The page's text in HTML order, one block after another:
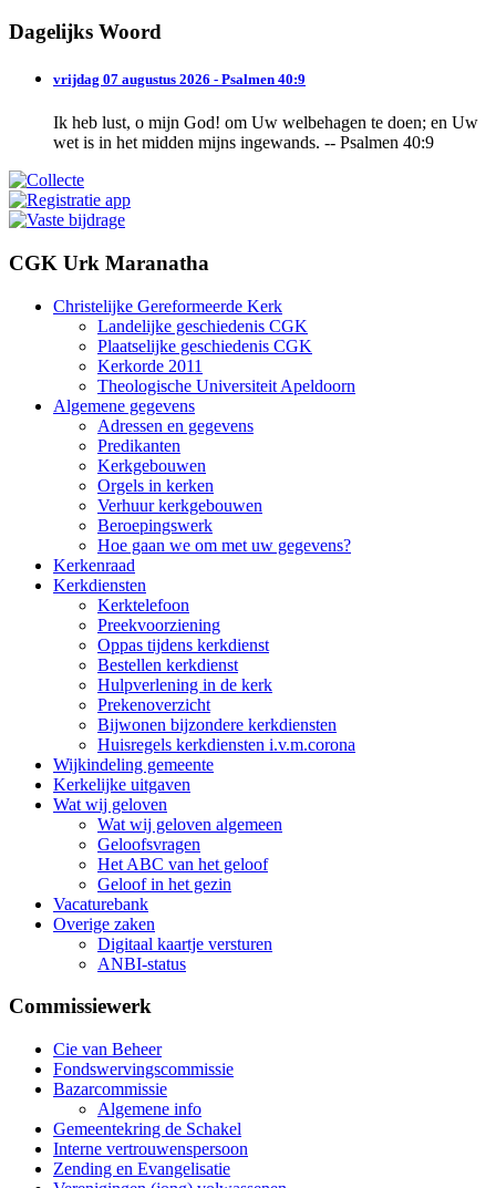
Dagelijks Woord
vrijdag 07 augustus 2026 - Psalmen 40:9
Ik heb lust, o mijn God! om Uw welbehagen te doen; en Uw
wet is in het midden mijns ingewands. -- Psalmen 40:9
CGK Urk Maranatha
Christelijke Gereformeerde Kerk
Landelijke geschiedenis CGK
Plaatselijke geschiedenis CGK
Kerkorde 2011
Theologische Universiteit Apeldoorn
Algemene gegevens
Adressen en gegevens
Predikanten
Kerkgebouwen
Orgels in kerken
Verhuur kerkgebouwen
Beroepingswerk
Hoe gaan we om met uw gegevens?
Kerkenraad
Kerkdiensten
Kerktelefoon
Preekvoorziening
Oppas tijdens kerkdienst
Bestellen kerkdienst
Hulpverlening in de kerk
Prekenoverzicht
Bijwonen bijzondere kerkdiensten
Huisregels kerkdiensten i.v.m.corona
Wijkindeling gemeente
Kerkelijke uitgaven
Wat wij geloven
Wat wij geloven algemeen
Geloofsvragen
Het ABC van het geloof
Geloof in het gezin
Vacaturebank
Overige zaken
Digitaal kaartje versturen
ANBI-status
Commissiewerk
Cie van Beheer
Fondswervingscommissie
Bazarcommissie
Algemene info
Gemeentekring de Schakel
Interne vertrouwenspersoon
Zending en Evangelisatie